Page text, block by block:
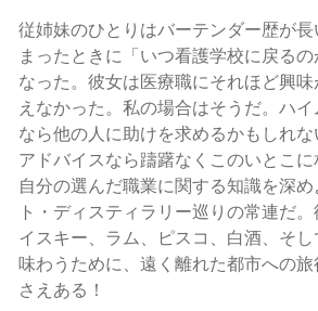
従姉妹のひとりはバーテンダー歴が
まったときに「いつ看護学校に戻るの
なった。彼女は医療職にそれほど興
えなかった。私の場合はそうだ。ハ
なら他の人に助けを求めるかもしれ
アドバイスなら躊躇なくこのいとこ
自分の選んだ職業に関する知識を深
ト・ディスティラリー巡りの常連だ
イスキー、ラム、ピスコ、白酒、そ
味わうために、遠く離れた都市への
さえある！